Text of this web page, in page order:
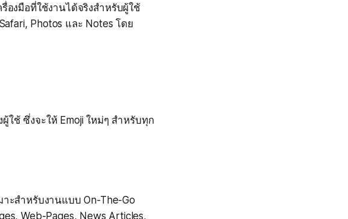
องมือที่ใช้งานได้จริงสำหรับผู้ใช้
Photos และ Notes โดย
ใช้ ซึ่งจะให้ Emoji ใหม่ๆ สำหรับทุก
ะสำหรับงานแบบ On-The-Go
Web-Pages, News Articles,